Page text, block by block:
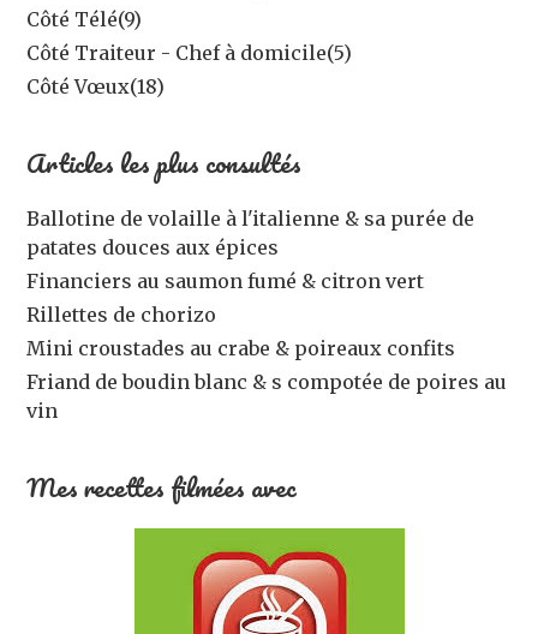
Côté Télé(9)
Côté Traiteur - Chef à domicile(5)
Côté Vœux(18)
Articles les plus consultés
Ballotine de volaille à l'italienne & sa purée de
patates douces aux épices
Financiers au saumon fumé & citron vert
Rillettes de chorizo
Mini croustades au crabe & poireaux confits
Friand de boudin blanc & s compotée de poires au
vin
Mes recettes filmées avec